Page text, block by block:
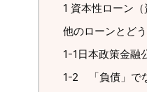
1 資本性ローン
他のローンとど
1-1日本政策金融
1-2 「負債」で